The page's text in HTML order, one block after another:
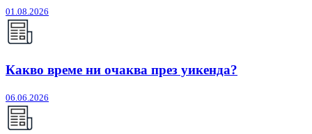
01.08.2026
Какво време ни очаква през уикенда?
06.06.2026